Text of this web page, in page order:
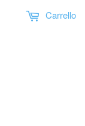
Carrello